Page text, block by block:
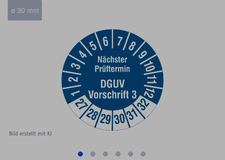
Ende
der
ø 30 mm
Bild erstellt mit KI
to
the